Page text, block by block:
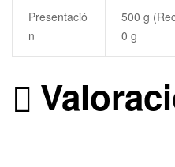
Presentació
n
500 g
0 g